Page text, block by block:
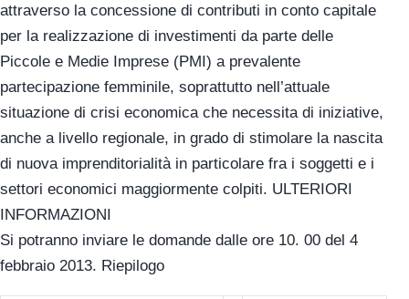
attraverso la concessione di contributi in conto capitale
per la realizzazione di investimenti da parte delle
Piccole e Medie Imprese (PMI) a prevalente
partecipazione femminile, soprattutto nell’attuale
situazione di crisi economica che necessita di iniziative,
anche a livello regionale, in grado di stimolare la nascita
di nuova imprenditorialità in particolare fra i soggetti e i
settori economici maggiormente colpiti. ULTERIORI
INFORMAZIONI
Si potranno inviare le domande dalle ore 10. 00 del 4
febbraio 2013. Riepilogo